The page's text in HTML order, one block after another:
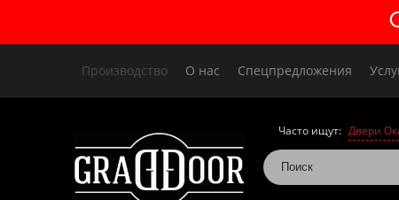
Производство О нас Спецпредложения
Часто ищут: Двери